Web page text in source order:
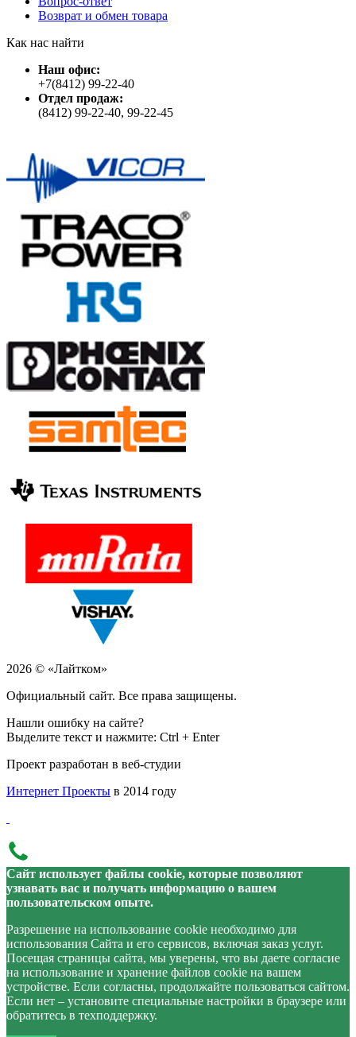
Возврат и обмен товара
Как нас найти
Наш офис:
+7(8412) 99-22-40
Отдел продаж:
(8412) 99-22-40, 99-22-45
2026 © «Лайтком»
Официальный сайт. Все права защищены.
Нашли ошибку на сайте?
Выделите текст и нажмите: Ctrl + Enter
Проект разработан в веб-студии
Интернет Проекты в 2014 году
Сайт использует файлы cookie, которые позволяют
узнавать вас и получать информацию о вашем
пользовательском опыте.
Разрешение на использование cookie необходимо для
использования Сайта и его сервисов, включая заказ услуг.
Посещая страницы сайта, мы уверены, что вы даете согласие
на использование и хранение файлов cookie на вашем
устройстве. Если согласны, продолжайте пользоваться сайтом.
Если нет – установите специальные настройки в браузере или
обратитесь в техподдержку.